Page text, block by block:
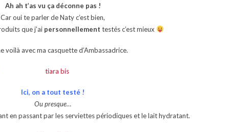
Ah ah t’as vu ça déconne pas !
Car oui te parler de Naty c’est bien,
que j’ai personnellement testés c’est mieux
voilà avec ma casquette d’Ambassadrice.
Ici, on a tout testé !
Ou presque…
en passant par les serviettes périodiques et le lait hydratant.